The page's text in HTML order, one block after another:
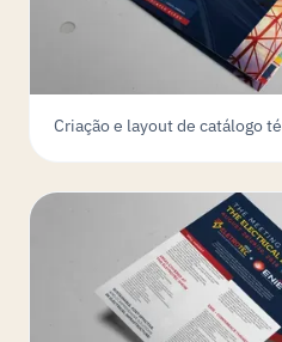
Criação e layout de catálogo